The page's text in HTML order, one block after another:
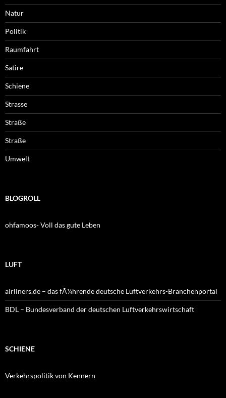
Natur
Politik
Raumfahrt
Satire
Schiene
Strasse
Straße
Straße
Umwelt
BLOGROLL
ohfamoos- Voll das gute Leben
LUFT
airliners.de – das fÃ¼hrende deutsche Luftverkehrs-Branchenportal
BDL – Bundesverband der deutschen Luftverkehrswirtschaft
SCHIENE
Verkehrspolitik von Kennern